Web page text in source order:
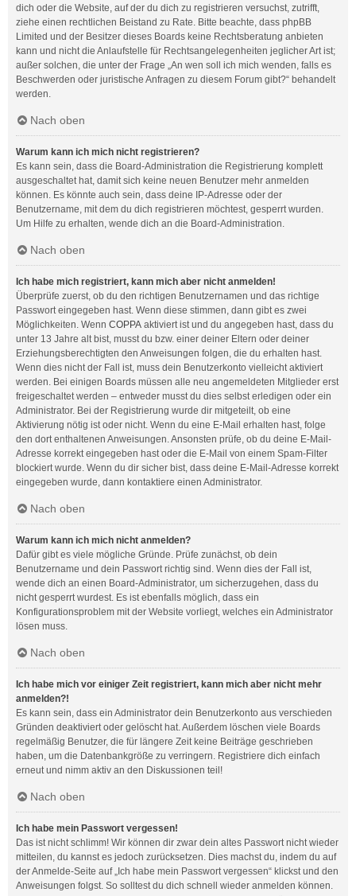
dich oder die Website, auf der du dich zu registrieren versuchst, zutrifft,
ziehe einen rechtlichen Beistand zu Rate. Bitte beachte, dass phpBB
Limited und der Besitzer dieses Boards keine Rechtsberatung anbieten
kann und nicht die Anlaufstelle für Rechtsangelegenheiten jeglicher Art ist;
außer solchen, die unter der Frage „An wen soll ich mich wenden, falls es
Beschwerden oder juristische Anfragen zu diesem Forum gibt?“ behandelt
werden.
Nach oben
Warum kann ich mich nicht registrieren?
Es kann sein, dass die Board-Administration die Registrierung komplett
ausgeschaltet hat, damit sich keine neuen Benutzer mehr anmelden
können. Es könnte auch sein, dass deine IP-Adresse oder der
Benutzername, mit dem du dich registrieren möchtest, gesperrt wurden.
Um Hilfe zu erhalten, wende dich an die Board-Administration.
Nach oben
Ich habe mich registriert, kann mich aber nicht anmelden!
Überprüfe zuerst, ob du den richtigen Benutzernamen und das richtige
Passwort eingegeben hast. Wenn diese stimmen, dann gibt es zwei
Möglichkeiten. Wenn COPPA aktiviert ist und du angegeben hast, dass du
unter 13 Jahre alt bist, musst du bzw. einer deiner Eltern oder deiner
Erziehungsberechtigten den Anweisungen folgen, die du erhalten hast.
Wenn dies nicht der Fall ist, muss dein Benutzerkonto vielleicht aktiviert
werden. Bei einigen Boards müssen alle neu angemeldeten Mitglieder erst
freigeschaltet werden – entweder musst du dies selbst erledigen oder ein
Administrator. Bei der Registrierung wurde dir mitgeteilt, ob eine
Aktivierung nötig ist oder nicht. Wenn du eine E-Mail erhalten hast, folge
den dort enthaltenen Anweisungen. Ansonsten prüfe, ob du deine E-Mail-
Adresse korrekt eingegeben hast oder die E-Mail von einem Spam-Filter
blockiert wurde. Wenn du dir sicher bist, dass deine E-Mail-Adresse korrekt
eingegeben wurde, dann kontaktiere einen Administrator.
Nach oben
Warum kann ich mich nicht anmelden?
Dafür gibt es viele mögliche Gründe. Prüfe zunächst, ob dein
Benutzername und dein Passwort richtig sind. Wenn dies der Fall ist,
wende dich an einen Board-Administrator, um sicherzugehen, dass du
nicht gesperrt wurdest. Es ist ebenfalls möglich, dass ein
Konfigurationsproblem mit der Website vorliegt, welches ein Administrator
lösen muss.
Nach oben
Ich habe mich vor einiger Zeit registriert, kann mich aber nicht mehr
anmelden?!
Es kann sein, dass ein Administrator dein Benutzerkonto aus verschieden
Gründen deaktiviert oder gelöscht hat. Außerdem löschen viele Boards
regelmäßig Benutzer, die für längere Zeit keine Beiträge geschrieben
haben, um die Datenbankgröße zu verringern. Registriere dich einfach
erneut und nimm aktiv an den Diskussionen teil!
Nach oben
Ich habe mein Passwort vergessen!
Das ist nicht schlimm! Wir können dir zwar dein altes Passwort nicht wieder
mitteilen, du kannst es jedoch zurücksetzen. Dies machst du, indem du auf
der Anmelde-Seite auf „Ich habe mein Passwort vergessen“ klickst und den
Anweisungen folgst. So solltest du dich schnell wieder anmelden können.